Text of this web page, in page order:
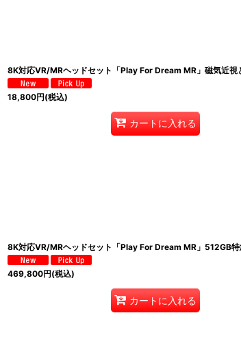
8K対応VR/MRヘッドセット「Play For Dream MR」磁気近視
18,800円(税込)
カートに入れる
8K対応VR/MRヘッドセット「Play For Dream MR」512GB特
469,800円(税込)
カートに入れる